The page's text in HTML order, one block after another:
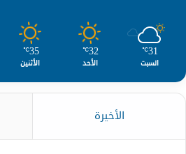
31
℃
السبت
32
℃
الأحد
35
℃
الأثنين
الأخيرة